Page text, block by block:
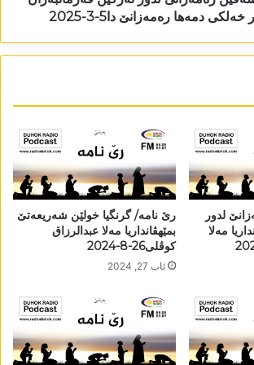
دمەھا رەمەزانێ دا5-3-2025
لدور
مەلا
رێ نامە/ گرنگیا خولێن شەریعەتێ
بمێھڤانداریا مەلا عبدالرزاق
کوڤلی26-8-2024
ئاب 27, 2024